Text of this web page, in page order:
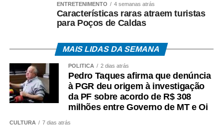
em quatro eixos estratégicos:
1. Observação de fauna e natureza: Operações
equipamentos silenciosos, visando não perturbar os
ciclos ecológicos;
2. Valorização da identidade pantaneira: Preservação de
saberes, festas tradicionais, gastronomia típica e
memórias da fronteira;
ENTRETENIMENTO 4 semanas atrás
Características raras atraem turistas
para Poços de Caldas
MAIS LIDAS DA SEMANA
POLÍTICA 2 dias atrás
Pedro Taques afirma que denúncia
à PGR deu origem à investigação
da PF sobre acordo de R$ 308
milhões entre Governo de MT e Oi
CULTURA 7 dias atrás